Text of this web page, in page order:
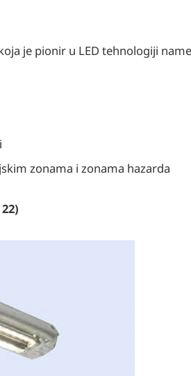
je pionir u LED tehnologiji
zonama i zonama hazarda